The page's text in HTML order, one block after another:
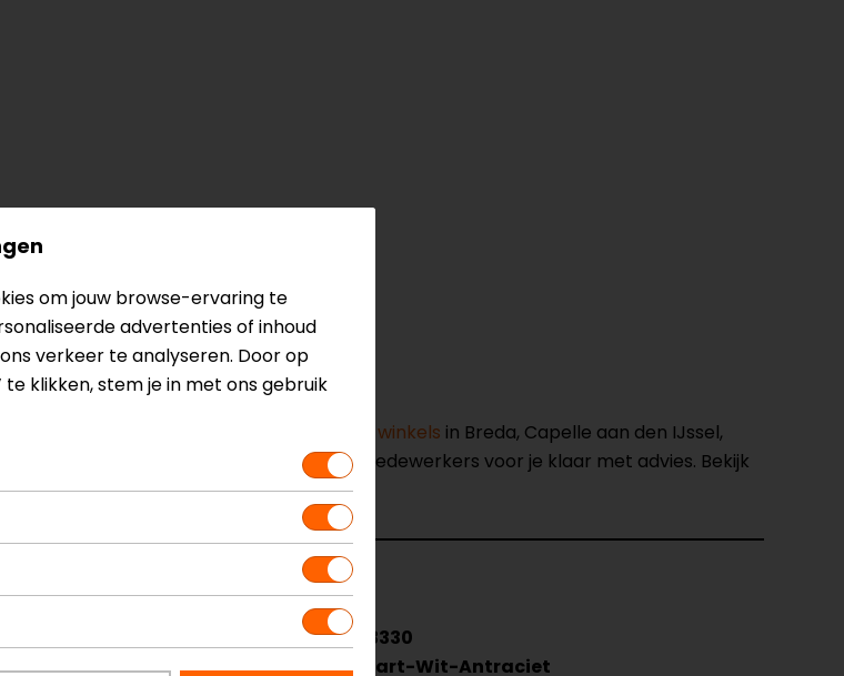
onze winkels in Breda, Capelle aan den IJssel,
& passen en staan onze verkoopmedewerkers voor je klaar met advies. Bekijk
143330
Kleur
Zwart-Wit-Antraciet
om jouw browse-ervaring te
advertenties of inhoud
verkeer te analyseren. Door op
te klikken, stem je in met ons gebruik